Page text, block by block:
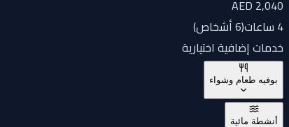
AED 2,040
4 ساعات
(6 أشخاص
)
خدمات إضافية اختيارية
بوفيه طعام وشواء
أنشطة مائية